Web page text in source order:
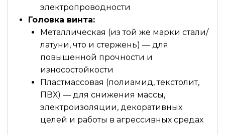
электропроводности
Головка винта:
Металлическая (из той же марки стали/
латуни, что и стержень) — для
повышенной прочности и
износостойкости
Пластмассовая (полиамид, текстолит,
ПВХ) — для снижения массы,
электроизоляции, декоративных
целей и работы в агрессивных средах